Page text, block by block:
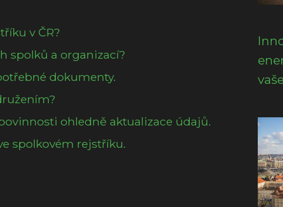
v ČR?
spolků a organizací?
dokumenty.
ohledně aktualizace údajů.
spolkovém rejstříku.